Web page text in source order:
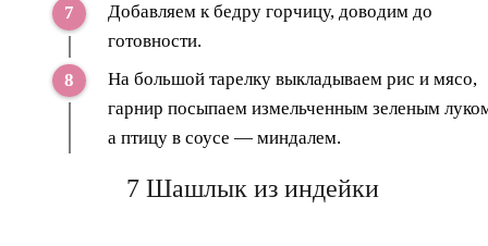
Добавляем к бедру горчицу, доводим до
готовности.
На большой тарелку выкладываем рис и мясо,
гарнир посыпаем измельченным зеленым
а птицу в соусе — миндалем.
7 Шашлык из индейки